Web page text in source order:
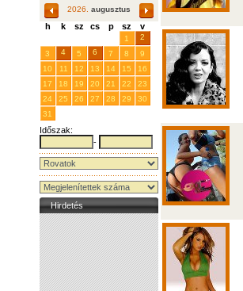
2026. augusztus
h k sz cs p sz v
1
2
3
4 5 6 7 8
9
10
11 12 13 14 15
16
17
18 19 20 21 22
23
24
25 26 27 28 29
30
31
Időszak:
-
Hirdetés